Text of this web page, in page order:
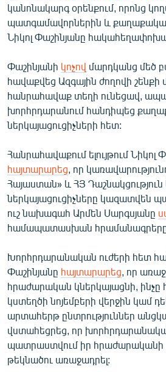
կանոնակարգ օրենքում, որոնց
պատգամավորներին և
Նիկոլ Փաշինյանը
Փաշինյանի կոչով մարդկանց մեծ
հավաքվեց Ազգային ժողովի շենքի
հանրահավաք տեղի ունեցավ,
խորհրդարանում հանդիպեց
ներկայացուցիչների հետ:
Հանրահավաքում ելույթում Նիկոլ
հայտարարեց , որ
Հայաստան» և ՀՅ Դաշնակցություն
ներկայացուցիչները կազատվեն
ուշ նախագահ Արմեն Սարգսյանը
համապատասխան
Խորհրդարանական ուժերի հետ
Փաշինյանը հայտարարեց , որ
հրաժարական կներկայացնի, ինչը
կստեղծի նոյեմբերի վերջին կամ
արտահերթ ընտրություններ
վստահեցրեց, որ
պատրաստվում իր հրաժարականի
թեկնածու առաջադրել: